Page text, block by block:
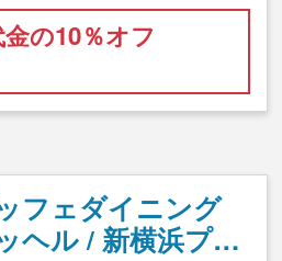
の10％オフ
フェダイニング
ヘル / 新横浜プ…